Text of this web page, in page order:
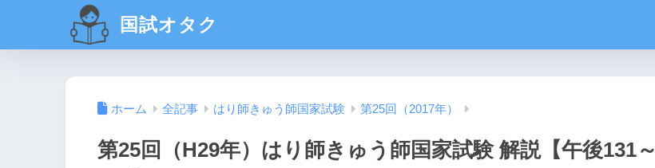
国試オタク
ホーム 全記事 はり師きゅう師国家試験 第25回（2017年）
第25回（H29年）はり師きゅう師国家試験 解説【午後131～